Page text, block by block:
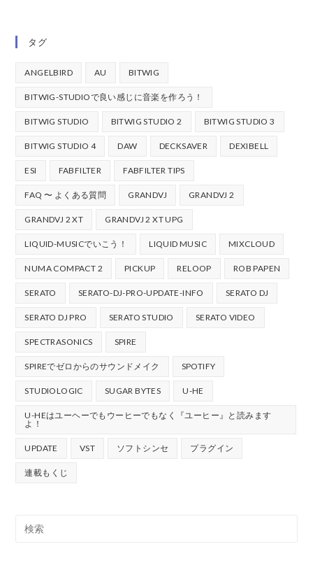
タグ
ANGELBIRD AU BITWIG
BITWIG-STUDIOで良い感じに音楽を作ろう！
BITWIG STUDIO BITWIG STUDIO 2 BITWIG STUDIO 3
BITWIG STUDIO 4 DAW DECKSAVER DEXIBELL
ESI FABFILTER FABFILTER TIPS
FAQ 〜 よくある質問 GRANDVJ GRANDVJ 2
GRANDVJ 2 XT GRANDVJ 2 XT UPG
LIQUID-MUSICでいこう！ LIQUID MUSIC MIXCLOUD
NUMA COMPACT 2 PICKUP RELOOP ROB PAPEN
SERATO SERATO-DJ-PRO-UPDATE-INFO SERATO DJ
SERATO DJ PRO SERATO STUDIO SERATO VIDEO
SPECTRASONICS SPIRE
SPIREでゼロからのサウンドメイク SPOTIFY
STUDIOLOGIC SUGAR BYTES U-HE
U-HEはユーヘーでもウーヒーでもなく『ユーヒー』と読みます
よ！
UPDATE VST ソフトシンセ プラグイン
連載もくじ